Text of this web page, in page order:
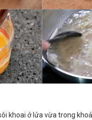
khoai ở lửa vừa trong